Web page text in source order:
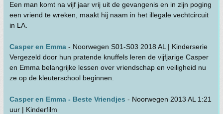
Een man komt na vijf jaar vrij uit de gevangenis en in zijn poging
een vriend te wreken, maakt hij naam in het illegale vechtcircuit
in LA.
Casper en Emma - Noorwegen S01-S03 2018 AL | Kinderserie
Vergezeld door hun pratende knuffels leren de vijfjarige Casper
en Emma belangrijke lessen over vriendschap en veiligheid nu
ze op de kleuterschool beginnen.
Casper en Emma - Beste Vriendjes - Noorwegen 2013 AL 1:21
uur | Kinderfilm